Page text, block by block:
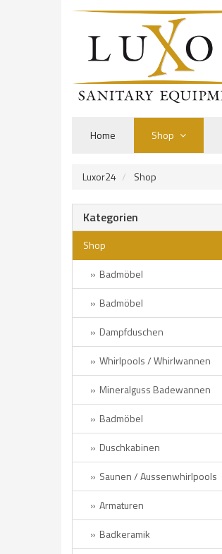
Home Shop
Luxor24 Shop
Kategorien
Shop
Badmöbel
Badmöbel
Dampfduschen
Whirlpools / Whirlwannen
Mineralguss Badewannen
Badmöbel
Duschkabinen
Saunen / Aussenwhirlpools
Armaturen
Badkeramik